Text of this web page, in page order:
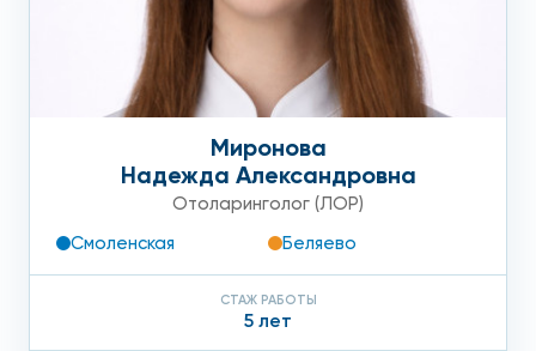
Миронова
Надежда Александровна
Отоларинголог (ЛОР)
Смоленская
Беляево
СТАЖ РАБОТЫ
5 лет